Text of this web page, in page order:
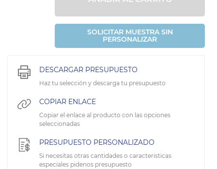
SOLICITAR MUESTRA SIN
PERSONALIZAR
DESCARGAR PRESUPUESTO
Haz tu selección y descarga tu presupuesto
COPIAR ENLACE
Copiar el enlace al producto con las opciones
seleccionadas
PRESUPUESTO PERSONALIZADO
Si necesitas otras cantidades o caracteristicas
especiales pidenos presupuesto